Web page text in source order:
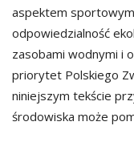
aspektem
odpowiedzialność
zasobami wodnymi i
priorytet Polskiego
niniejszym tekście
środowiska może